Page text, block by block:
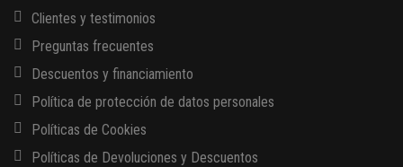
Clientes y testimonios
Preguntas frecuentes
Descuentos y financiamiento
Política de protección de datos personales
Políticas de Cookies
Políticas de Devoluciones y Descuentos
13 AGOSTO, 2026